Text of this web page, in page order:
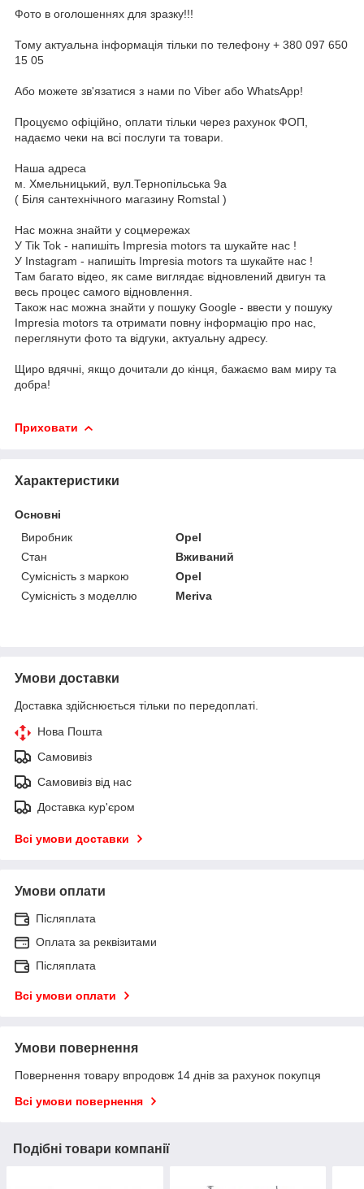
Фото в оголошеннях для зразку!!!
Тому актуальна інформація тільки по телефону + 380 097 650
15 05
Або можете зв'язатися з нами по Viber або WhatsApp!
Процуємо офіційно, оплати тільки через рахунок ФОП,
надаємо чеки на всі послуги та товари.
Наша адреса
м. Хмельницький, вул.Тернопільська 9а
( Біля сантехнічного магазину Romstal )
Нас можна знайти у соцмережах
У Tik Tok - напишіть Impresia motors та шукайте нас !
У Instagram - напишіть Impresia motors та шукайте нас !
Там багато відео, як саме виглядає відновлений двигун та
весь процес самого відновлення.
Також нас можна знайти у пошуку Google - ввести у пошуку
Impresia motors та отримати повну інформацію про нас,
переглянути фото та відгуки, актуальну адресу.
Щиро вдячні, якщо дочитали до кінця, бажаємо вам миру та
добра!
Приховати
Характеристики
Основні
Виробник
Opel
Стан
Вживаний
Сумісність з маркою
Opel
Сумісність з моделлю
Meriva
Умови доставки
Доставка здійснюється тільки по передоплаті.
Нова Пошта
Самовивіз
Самовивіз від нас
Доставка кур'єром
Всі умови доставки
Умови оплати
Післяплата
Оплата за реквізитами
Післяплата
Всі умови оплати
Умови повернення
Повернення товару впродовж 14 днів за рахунок покупця
Всі умови повернення
Подібні товари компанії